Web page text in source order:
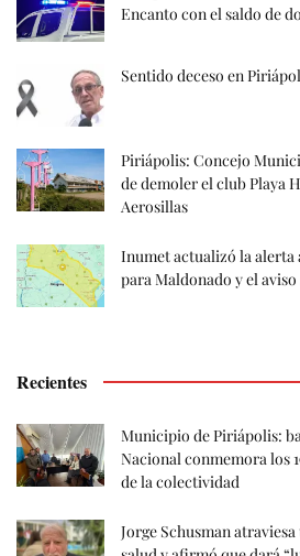
Encanto con el saldo de
Sentido deceso en
Piriápolis: Concejo
de demoler el club Playa
Aerosillas
Inumet actualizó la alerta
para Maldonado y el
Recientes
Municipio de Piriápolis:
Nacional conmemora los
de la colectividad
Jorge Schusman